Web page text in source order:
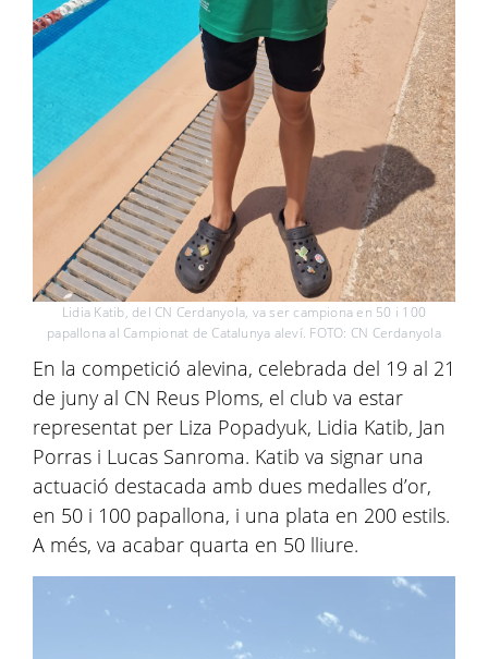
Lidia Katib, del CN Cerdanyola, va ser campiona en 50 i 100
papallona al Campionat de Catalunya aleví. FOTO: CN Cerdanyola
En la competició alevina, celebrada del 19 al 21
de juny al CN Reus Ploms, el club va estar
representat per Liza Popadyuk, Lidia Katib, Jan
Porras i Lucas Sanroma. Katib va signar una
actuació destacada amb dues medalles d’or,
en 50 i 100 papallona, i una plata en 200 estils.
A més, va acabar quarta en 50 lliure.